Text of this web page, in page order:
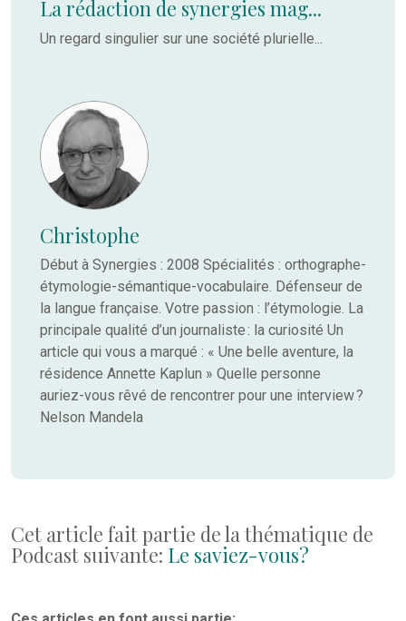
La rédaction de synergies mag...
Un regard singulier sur une société plurielle...
Christophe
Début à Synergies : 2008 Spécialités : orthographe-
étymologie-sémantique-vocabulaire. Défenseur de
la langue française. Votre passion : l’étymologie. La
principale qualité d’un journaliste : la curiosité Un
article qui vous a marqué : « Une belle aventure, la
résidence Annette Kaplun » Quelle personne
auriez-vous rêvé de rencontrer pour une interview ?
Nelson Mandela
Cet article fait partie de la thématique de
Podcast suivante: Le saviez-vous?